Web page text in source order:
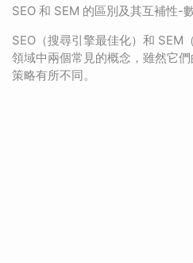
SEO 和 SEM 的區別及其互補性-
SEO（搜尋引擎最佳化）和 SEM
領域中兩個常見的概念，雖然它
策略有所不同。